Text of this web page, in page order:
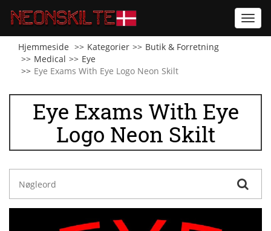
Hjemmeside
Kategorier
Butik & Forretning
Medical
Eye
Eye Exams With Eye Logo Neon Skilt
Eye Exams With Eye
Logo Neon Skilt